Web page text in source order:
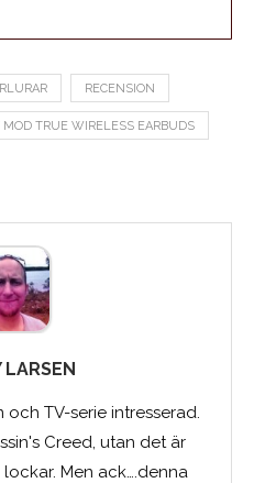
RECENSION
TRUE WIRELESS EARBUDS
LARSEN
och TV-serie intresserad.
Creed, utan det är
Men ack….denna